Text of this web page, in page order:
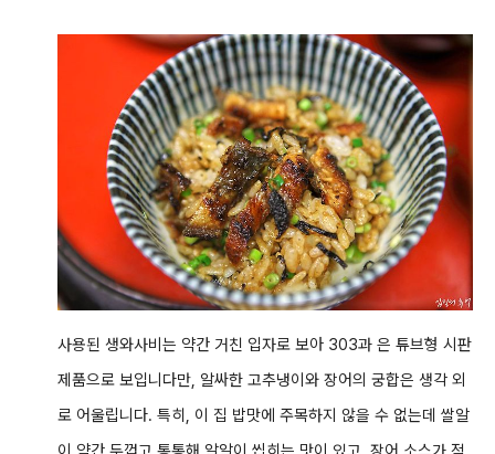
사용된 생와사비는 약간 거친 입자로 보아 303과 은 튜브형 시판
제품으로 보입니다만, 알싸한 고추냉이와 장어의 궁합은 생각 외
로 어울립니다. 특히, 이 집 밥맛에 주목하지 않을 수 없는데 쌀알